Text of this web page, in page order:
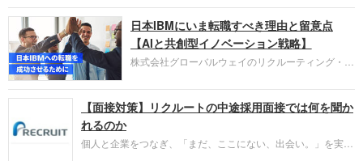
圧倒的な存在感を持つAmazon。中途採用面接では
過去の具体的な業務成果やリーダーシップの発揮、
失敗からの学びが重視され、人間性やカルチャーフ
ィットも評価対象となり、長期的に成長できる仲間
であるかを多角的に審査されます。
日本IBMにいま転職すべき理由と留意点
【AIと共創型イノベーション戦略】
株式会社グローバルウェイのリクルーティング・パ
パーソンが利用する企業口コミサイト「キャリコ
ネ」の転職エージェントがお勧めするイチオシ企業
IBMです。採用面接対策の企業研究にご活用くださ
い。
【面接対策】リクルートの中途採用面接では何を聞か
れるのか
個人と企業をつなぎ、「まだ、ここにない、出会い。」を実現